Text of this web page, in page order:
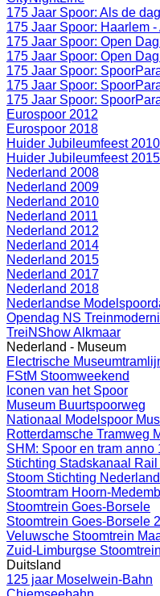
175 Jaar Spoor: Als de
175 Jaar Spoor: Haarlem -
175 Jaar Spoor: Open
175 Jaar Spoor: Open
175 Jaar Spoor:
175 Jaar Spoor:
175 Jaar Spoor:
Eurospoor 2012
Eurospoor 2018
Huider Jubileumfeest 2010
Huider Jubileumfeest 2015
Nederland 2008
Nederland 2009
Nederland 2010
Nederland 2011
Nederland 2012
Nederland 2014
Nederland 2015
Nederland 2017
Nederland 2018
Nederlandse
Opendag NS
TreiNShow Alkmaar
Nederland - Museum
Electrische
FStM Stoomweekend
Iconen van het Spoor
Museum Buurtspoorweg
Nationaal Modelspoor
Rotterdamsche Tramweg
SHM: Spoor en tram anno
Stichting Stadskanaal Rail
Stoom Stichting Nederland
Stoomtram Hoorn-
Stoomtrein Goes-Borsele
Stoomtrein Goes-Borsele
Veluwsche Stoomtrein
Zuid-Limburgse
Duitsland
125 jaar Moselwein-Bahn